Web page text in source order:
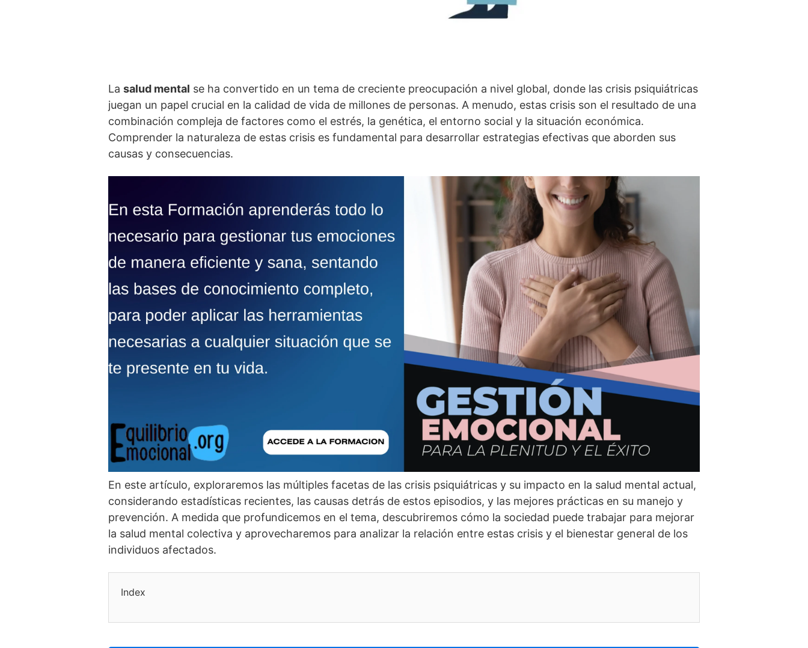
La salud mental se ha convertido en un tema de creciente preocupación a nivel global, donde las crisis psiquiátricas
juegan un papel crucial en la calidad de vida de millones de personas. A menudo, estas crisis son el resultado de una
combinación compleja de factores como el estrés, la genética, el entorno social y la situación económica.
Comprender la naturaleza de estas crisis es fundamental para desarrollar estrategias efectivas que aborden sus
causas y consecuencias.
En este artí­culo, exploraremos las múltiples facetas de las crisis psiquiátricas y su impacto en la salud mental actual,
considerando estadí­sticas recientes, las causas detrás de estos episodios, y las mejores prácticas en su manejo y
prevención. A medida que profundicemos en el tema, descubriremos cómo la sociedad puede trabajar para mejorar
la salud mental colectiva y aprovecharemos para analizar la relación entre estas crisis y el bienestar general de los
individuos afectados.
Index